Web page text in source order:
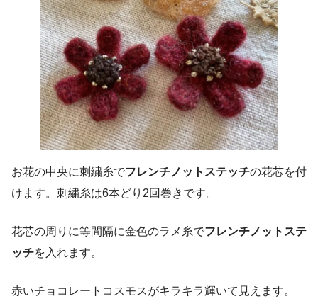
お花の中央に刺繍糸でフレンチノットステッチの花芯を付
けます。刺繍糸は6本どり2回巻きです。
花芯の周りに等間隔に金色のラメ糸でフレンチノットステ
ッチを入れます。
赤いチョコレートコスモスがキラキラ輝いて見えます。